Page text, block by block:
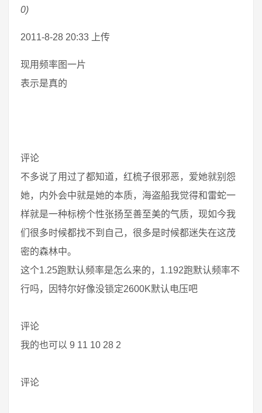
0)
2011-8-28 20:33 上传
现用频率图一片
表示是真的
评论
不多说了用过了都知道，红梳子很邪恶，爱她就别怨
她，内外会中就是她的本质，海盗船我觉得和雷蛇一
样就是一种标榜个性张扬至善至美的气质，现如今我
们很多时候都找不到自己，很多是时候都迷失在这茂
密的森林中。
这个1.25跑默认频率是怎么来的，1.192跑默认频率不
行吗，因特尔好像没锁定2600K默认电压吧
评论
我的也可以 9 11 10 28 2
评论